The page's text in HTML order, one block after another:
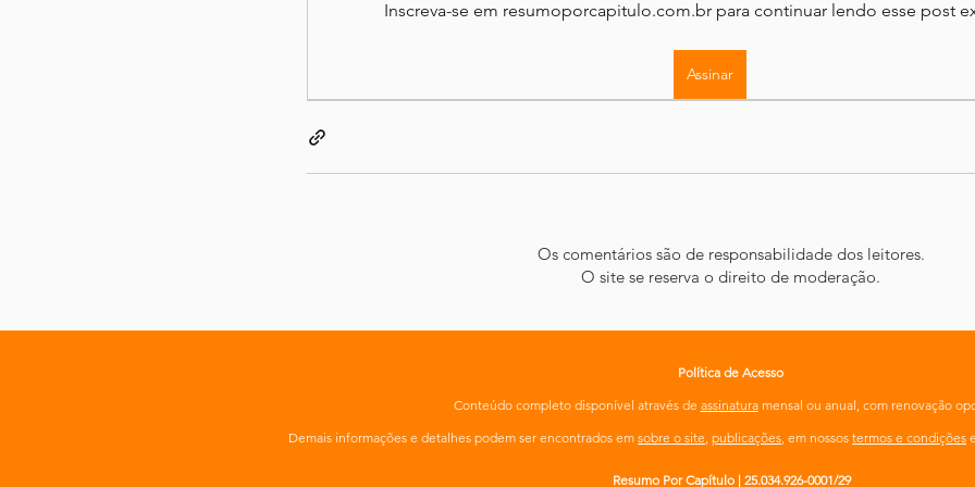
Inscreva-se em resumoporcapitulo.com.br para continuar lendo esse post
Assinar
Os comentários são de responsabilidade dos leitores.
O site se reserva o direito de moderação.
Política de Acesso
Conteúdo completo disponível através de assinaturamensal ou anual, com renovação
Demais informações e detalhes podem ser encontrados em sobre o site, publicações, em nossos termos e condições
Resumo Por Capítulo | 25.034.926-0001/29